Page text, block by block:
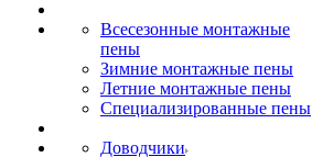
Всесезонные монтажные
пены
Зимние монтажные пены
Летние монтажные пены
Специализированные пены
Доводчики